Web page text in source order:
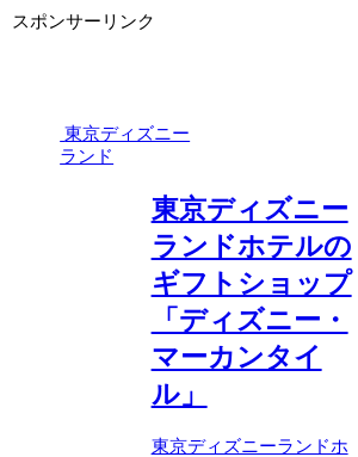
スポンサーリンク
東京ディズニー
ランド
東京ディズニー
ランドホテルの
ギフトショップ
「ディズニー・
マーカンタイ
ル」
東京ディズニーランドホ